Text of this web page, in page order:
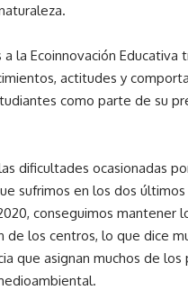
a la Ecoinnovación Educativa
actitudes y
como parte de su
dificultades ocasionadas
sufrimos en los dos
conseguimos mantener
de los centros, lo que dice
que asignan muchos de los